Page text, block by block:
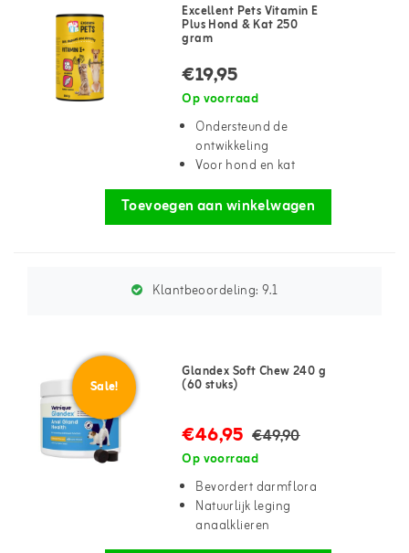
Excellent Pets Vitamin E
Plus Hond & Kat 250
gram
€19,95
Op voorraad
Ondersteund de
ontwikkeling
Voor hond en kat
Toevoegen aan winkelwagen
Klantbeoordeling:9.1
Sale!
Glandex Soft Chew 240 g
(60 stuks)
€46,95 €49,90
Op voorraad
Bevordert darmflora
Natuurlijk leging
anaalklieren